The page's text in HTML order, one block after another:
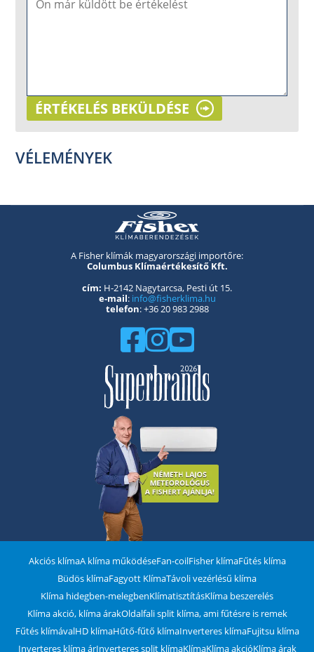
ÉRTÉKELÉS BEKÜLDÉSE
VÉLEMÉNYEK
A Fisher klímák magyarországi importőre:
Columbus Klímaértékesítő Kft.
cím: H-2142 Nagytarcsa, Pesti út 15.
e-mail: info@fisherklima.hu
telefon: +36 20 983 2988
Akciós klímaA klíma működéseFan-coilFisher klímaFűtés klíma
Büdös klímaFagyott KlímaTávoli vezérlésű klíma
Klíma hidegben-melegbenKlímatisztításKlíma beszerelés
Klíma akció, klíma árakOldalfali split klíma, ami fűtésre is remek
Fűtés klímávalHD klímaHűtő-fűtő klímaInverteres klímaFujitsu klíma
Inverteres klíma árInverteres split klímaKlímaKlíma akcióKlíma árak